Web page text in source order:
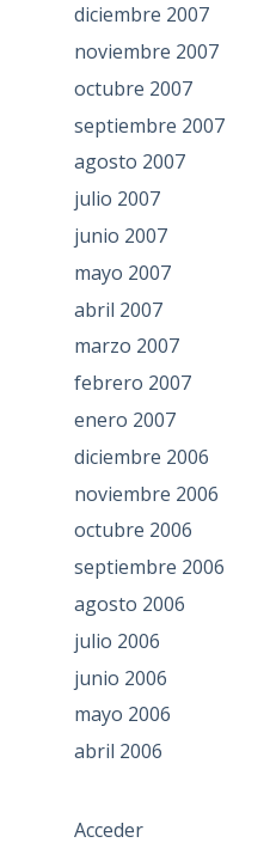
diciembre 2007
noviembre 2007
octubre 2007
septiembre 2007
agosto 2007
julio 2007
junio 2007
mayo 2007
abril 2007
marzo 2007
febrero 2007
enero 2007
diciembre 2006
noviembre 2006
octubre 2006
septiembre 2006
agosto 2006
julio 2006
junio 2006
mayo 2006
abril 2006
Acceder